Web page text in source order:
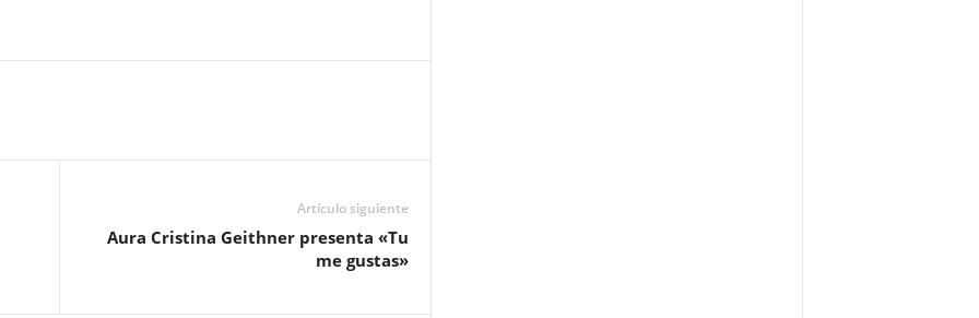
Artículo siguiente
Aura Cristina Geithner presenta «Tu
me gustas»